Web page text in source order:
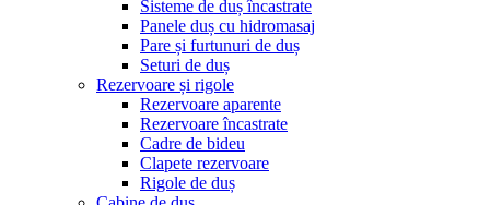
Sisteme de duș încastrate
Panele duș cu hidromasaj
Pare și furtunuri de duș
Seturi de duș
Rezervoare și rigole
Rezervoare aparente
Rezervoare încastrate
Cadre de bideu
Clapete rezervoare
Rigole de duș